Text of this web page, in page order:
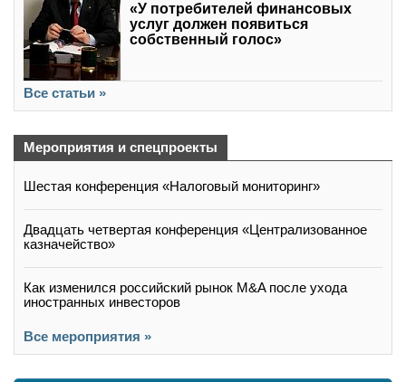
«У потребителей финансовых
услуг должен появиться
собственный голос»
Все статьи »
Мероприятия и спецпроекты
Шестая конференция «Налоговый мониторинг»
Двадцать четвертая конференция «Централизованное
казначейство»
Как изменился российский рынок M&A после ухода
иностранных инвесторов
Все мероприятия »